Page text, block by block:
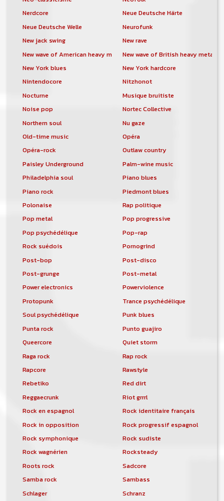
Nerdcore
Neue Deutsche Härte
Neue Deutsche Welle
Neurofunk
New jack swing
New rave
New wave of American heavy metalNew wave of British heavy metal
New York blues
New York hardcore
Nintendocore
Nitzhonot
Nocturne
Musique bruitiste
Noise pop
Nortec Collective
Northern soul
Nu gaze
Old-time music
Opéra
Opéra-rock
Outlaw country
Paisley Underground
Palm-wine music
Philadelphia soul
Piano blues
Piano rock
Piedmont blues
Polonaise
Rap politique
Pop metal
Pop progressive
Pop psychédélique
Pop-rap
Rock suédois
Pornogrind
Post-bop
Post-disco
Post-grunge
Post-metal
Power electronics
Powerviolence
Protopunk
Trance psychédélique
Soul psychédélique
Punk blues
Punta rock
Punto guajiro
Queercore
Quiet storm
Raga rock
Rap rock
Rapcore
Rawstyle
Rebetiko
Red dirt
Reggaecrunk
Riot grrrl
Rock en espagnol
Rock identitaire français
Rock in opposition
Rock progressif espagnol
Rock symphonique
Rock sudiste
Rock wagnérien
Rocksteady
Roots rock
Sadcore
Samba rock
Sambass
Schlager
Schranz